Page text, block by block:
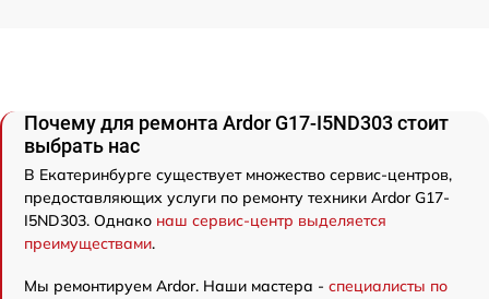
Почему для ремонта Ardor G17-I5ND303 стоит
выбрать нас
В Екатеринбурге существует множество сервис-центров,
предоставляющих услуги по ремонту техники Ardor G17-
I5ND303. Однако наш сервис-центр выделяется
преимуществами.
Мы ремонтируем Ardor. Наши мастера - специалисты по